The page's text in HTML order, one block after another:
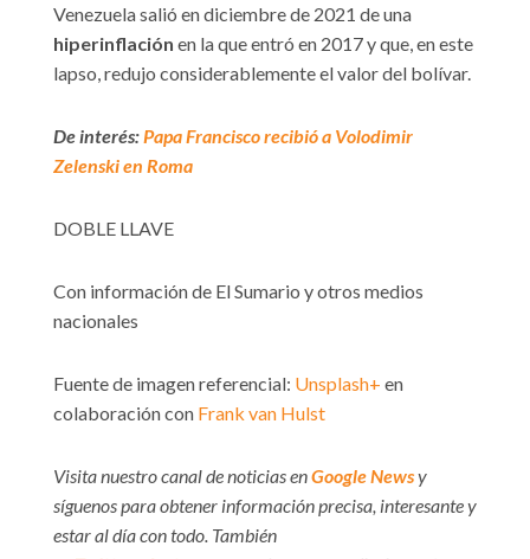
Venezuela salió en diciembre de 2021 de una
hiperinflación en la que entró en 2017 y que, en este
lapso, redujo considerablemente el valor del bolívar.
De interés: Papa Francisco recibió a Volodimir
Zelenski en Roma
DOBLE LLAVE
Con información de El Sumario y otros medios
nacionales
Fuente de imagen referencial: Unsplash+ en
colaboración con Frank van Hulst
Visita nuestro canal de noticias enGoogle Newsy
síguenos para obtener información precisa, interesante y
estar al día con todo. También